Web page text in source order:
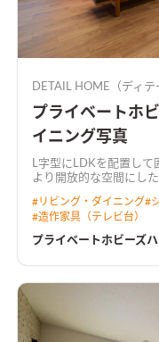
DETAIL HOME（ディテ
プライベートホ
イニング写真
L字型にLDKを配置して
より開放的な空間にした
線とした。 LDKからは中庭が望め、植栽が四季の移ろいを感じ
させてくれる。 2階にご夫婦で使えるホビールームを設置し、コ
ロナ禍でのお家時間の
用途がある。 トーンを落とした飽きのこないインテリアと造作
を隠すことによって、
す。プライベートなホ
ークに集中できるよう
#リビング・ダイニング#
#造作家具（テレビ台）
プライベートホビーズ